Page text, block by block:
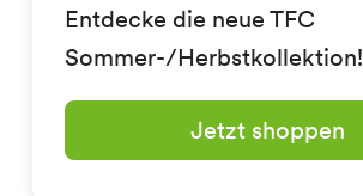
Entdecke die neue TFC
Sommer-/Herbstkollektion!
Jetzt shoppen